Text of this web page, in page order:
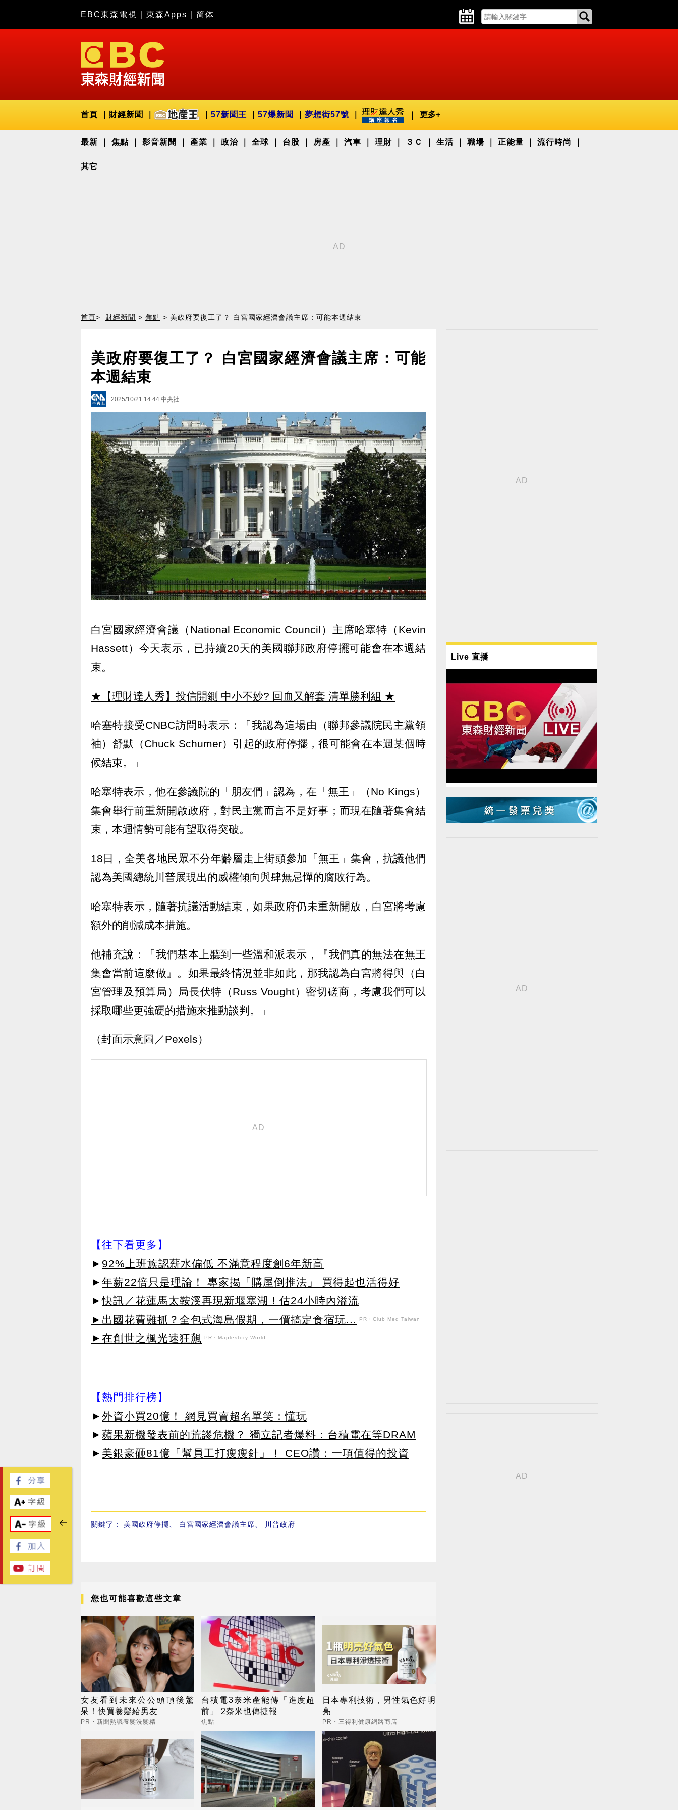
EBC東森電視 東森Apps 简体
首頁 財經新聞 57新聞王 57爆新聞 夢想街57號 更多+
最新 焦點 影音新聞 產業 政治 全球 台股 房產 汽車 理財 ３Ｃ 生活 職場 正能量 流行時尚
其它
首頁> 財經新聞 > 焦點 > 美政府要復工了？ 白宮國家經濟會議主席：可能本週結束
美政府要復工了？ 白宮國家經濟會議主席：可能
本週結束
2025/10/21 14:44 中央社
白宮國家經濟會議（National Economic Council）主席哈塞特（Kevin
Hassett）今天表示，已持續20天的美國聯邦政府停擺可能會在本週結
束。
★【理財達人秀】投信開鍘 中小不妙? 回血又解套 清單勝利組 ★
哈塞特接受CNBC訪問時表示：「我認為這場由（聯邦參議院民主黨領
袖）舒默（Chuck Schumer）引起的政府停擺，很可能會在本週某個時
候結束。」
哈塞特表示，他在參議院的「朋友們」認為，在「無王」（No Kings）
集會舉行前重新開啟政府，對民主黨而言不是好事；而現在隨著集會結
束，本週情勢可能有望取得突破。
18日，全美各地民眾不分年齡層走上街頭參加「無王」集會，抗議他們
認為美國總統川普展現出的威權傾向與肆無忌憚的腐敗行為。
哈塞特表示，隨著抗議活動結束，如果政府仍未重新開放，白宮將考慮
額外的削減成本措施。
他補充說：「我們基本上聽到一些溫和派表示，『我們真的無法在無王
集會當前這麼做』。如果最終情況並非如此，那我認為白宮將得與（白
宮管理及預算局）局長伏特（Russ Vought）密切磋商，考慮我們可以
採取哪些更強硬的措施來推動談判。」
（封面示意圖／Pexels）
【往下看更多】
► 92%上班族認薪水偏低 不滿意程度創6年新高
► 年薪22倍只是理論！ 專家揭「購屋倒推法」 買得起也活得好
►快訊／花蓮馬太鞍溪再現新堰塞湖！估24小時內溢流
►出國花費難抓？全包式海島假期，一價搞定食宿玩...
PR・Club Med Taiwan
►在創世之楓光速狂飆 PR・Maplestory World
【熱門排行榜】
► 外資小買20億！ 網見買賣超名單笑：懂玩
► 蘋果新機發表前的荒謬危機？ 獨立記者爆料：台積電在等DRAM
► 美銀豪砸81億「幫員工打瘦瘦針」！ CEO讚：一項值得的投資
關鍵字： 美國政府停擺、 白宮國家經濟會議主席、 川普政府
您也可能喜歡這些文章
女友看到未來公公頭頂後驚
呆！快買養髮給男友
PR・新聞熱議養髮洗髮精
台積電3奈米產能傳「進度超
前」 2奈米也傳捷報
焦點
日本專利技術，男性氣色好明
亮
PR・三得利健康網路商店
Live 直播